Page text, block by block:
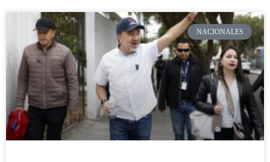
NACIONALES